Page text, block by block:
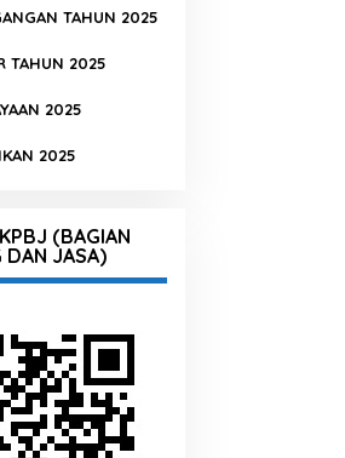
TAHUN 2025
TAHUN 2025
2025
2025
(BAGIAN
DAN JASA)